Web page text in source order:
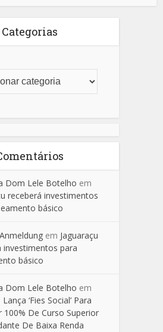
Categorias
Dom Lele Botelho em
receberá investimentos
básico
em Jaguaraçu
investimentos para
básico
Dom Lele Botelho em
‘Fies Social’ Para
100% De Curso Superior
De Baixa Renda